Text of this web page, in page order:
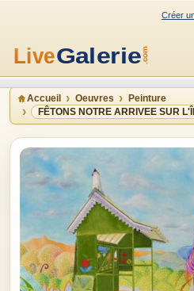
Créer
Accueil Oeuvres
Peinture
FÊTONS NOTRE ARRIVEE SUR